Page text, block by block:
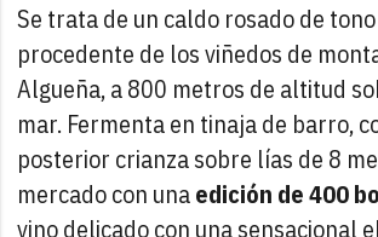
Se trata de un caldo rosado de
procedente de los viñedos de
Algueña, a 800 metros de altitud
mar. Fermenta en tinaja de barro,
posterior crianza sobre lías de 8
mercado con unaedición de 400
vino delicado con una sensacional